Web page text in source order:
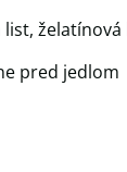
želatínová
pred jedlom